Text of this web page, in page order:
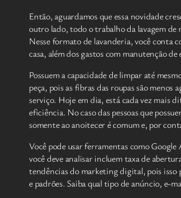
Então, aguardamos que essa novidade
outro lado, todo o trabalho da lavagem de
Nesse formato de lavanderia, você conta
casa, além dos gastos com manutenção
Possuem a capacidade de limpar até
peça, pois as fibras das roupas são
serviço. Hoje em dia, está cada vez mais
eficiência. No caso das pessoas que
somente ao anoitecer é comum e, por
Você pode usar ferramentas como
você deve analisar incluem taxa de
tendências do marketing digital, pois isso
e padrões. Saiba qual tipo de anúncio, e-